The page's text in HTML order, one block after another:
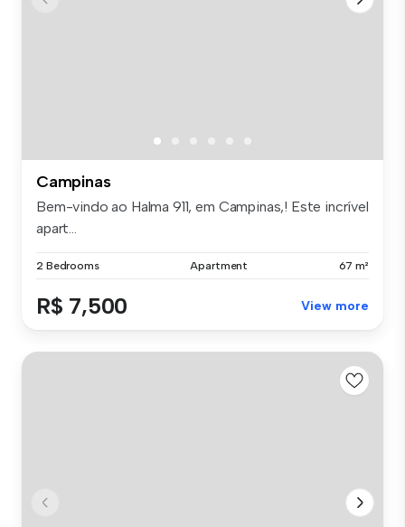
Campinas
Bem-vindo ao Halma 911, em Campinas,! Este incrível
apart...
2 Bedrooms Apartment 67 m²
R$ 7,500 View more